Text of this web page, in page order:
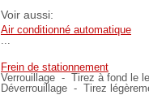
Voir aussi:
Air conditionné automatique
...
Frein de stationnement
Verrouillage - Tirez à fond le
Déverrouillage - Tirez